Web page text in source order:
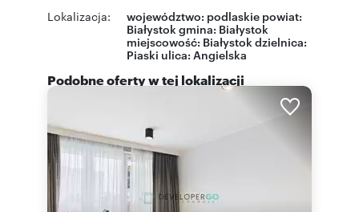
Lokalizacja: województwo: podlaskie powiat:
Białystok gmina: Białystok
miejscowość: Białystok dzielnica:
Piaski ulica: Angielska
Podobne oferty w tej lokalizacji